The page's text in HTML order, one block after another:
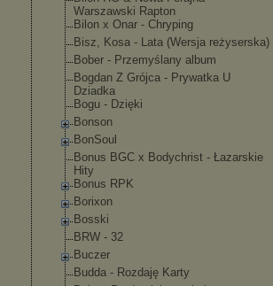
Warszawski Rapton
Bilon x Onar - Chryping
Bisz, Kosa - Lata (Wersja reżyserska)
Bober - Przemyślany album
Bogdan Z Grójca - Prywatka U
Dziadka
Bogu - Dzięki
Bonson
BonSoul
Bonus BGC x Bodychrist - Łazarskie
Hity
Bonus RPK
Borixon
Bosski
BRW - 32
Buczer
Budda - Rozdaję Karty